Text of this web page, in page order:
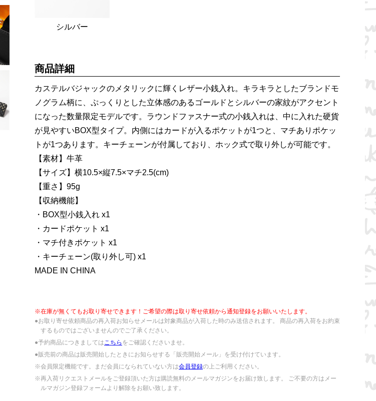
シルバー
商品詳細
カステルバジャックのメタリックに輝くレザー小銭入れ。キラキラとしたブランドモ
ノグラム柄に、ぷっくりとした立体感のあるゴールドとシルバーの家紋がアクセント
になった数量限定モデルです。ラウンドファスナー式の小銭入れは、中に入れた硬貨
が見やすいBOX型タイプ。内側にはカードが入るポケットが1つと、マチありポケッ
トが1つあります。キーチェーンが付属しており、ホック式で取り外しが可能です。
【素材】牛革
【サイズ】横10.5×縦7.5×マチ2.5(cm)
【重さ】95g
【収納機能】
・BOX型小銭入れ x1
・カードポケット x1
・マチ付きポケット x1
・キーチェーン(取り外し可) x1
MADE IN CHINA
※在庫が無くてもお取り寄せできます！ご希望の際は取り寄せ依頼から通知登録をお願いいたします。
●お取り寄せ依頼商品の再入荷お知らせメールは対象商品が入荷した時のみ送信されます。 商品の再入荷をお約束
するものではございませんのでご了承ください。
●予約商品につきましてはこちら をご確認くださいませ。
●販売前の商品は販売開始したときにお知らせする「販売開始メール」を受け付けています。
※会員限定機能です。まだ会員になられていない方は会員登録の上ご利用ください。
※再入荷リクエストメールをご登録頂いた方は購読無料のメールマガジンをお届け致します。 ご不要の方はメー
ルマガジン登録フォームより解除をお願い致します。